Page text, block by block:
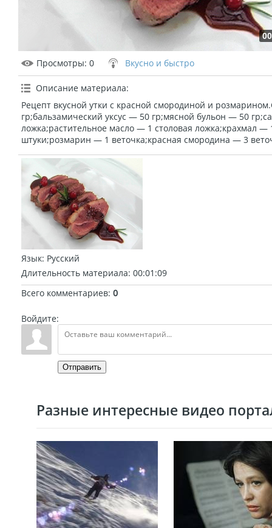
Просмотры: 0 Вкусно и быстро
Описание материала:
Рецепт вкусной утки с красной смородиной и
гр;бальзамический уксус — 50 гр;мясной бульон — 50
ложка;растительное масло — 1 столовая ложка;крахмал
штуки;розмарин — 1 веточка;красная смородина — 3
Язык: Русский
Длительность материала: 00:01:09
Всего комментариев: 0
Войдите:
Отправить
Разные интересные видео